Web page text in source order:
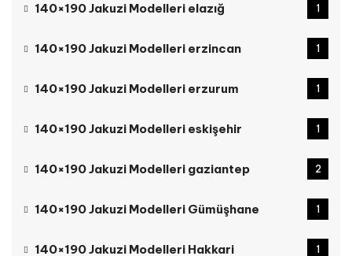
140×190 Jakuzi Modelleri elazığ 1
140×190 Jakuzi Modelleri erzincan 1
140×190 Jakuzi Modelleri erzurum 1
140×190 Jakuzi Modelleri eskişehir 1
140×190 Jakuzi Modelleri gaziantep 2
140×190 Jakuzi Modelleri Gümüşhane 1
140×190 Jakuzi Modelleri Hakkari 1